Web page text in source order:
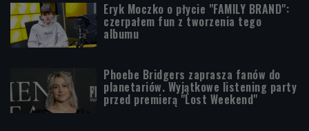
Eryk Moczko o płycie "FAMILY BRAND":
czerpałem fun z tworzenia tego
albumu
Phoebe Bridgers zaprasza fanów do
planetariów. Wyjątkowe listening party
przed premierą "Lost Weekend"